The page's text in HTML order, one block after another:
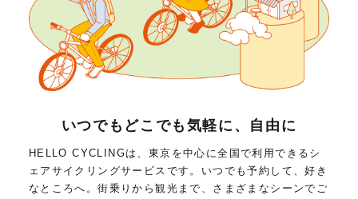
いつでもどこでも気軽に、自由に
HELLO CYCLINGは、東京を中心に全国で利用できるシ
ェアサイクリングサービスです。いつでも予約して、好き
なところへ。街乗りから観光まで、さまざまなシーンでご